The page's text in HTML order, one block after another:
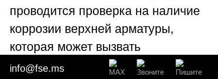
проводится проверка на наличие
коррозии верхней арматуры,
которая может вызвать
отслаивание защитного слоя.
info@fse.ms